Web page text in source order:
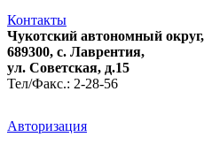
Контакты
Чукотский автономный
689300, с. Лаврентия,
ул. Советская, д.15
Тел/Факс.: 2-28-56
Авторизация